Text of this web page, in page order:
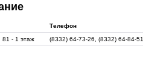
Телефон
81 - 1 этаж (8332) 64-73-26, (8332) 64-84-51